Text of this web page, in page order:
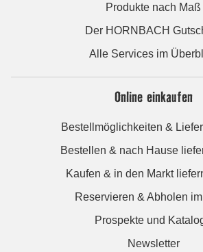
Produkte nach Maß
Der HORNBACH
Alle Services im
Online einkaufen
Bestellmöglichkeiten &
Bestellen & nach Hause
Kaufen & in den Markt
Reservieren & Abholen
Prospekte und
Newsletter